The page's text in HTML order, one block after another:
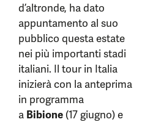
d’altronde, ha dato
appuntamento al suo
pubblico questa estate
nei più importanti stadi
italiani. Il tour in Italia
inizierà con la anteprima
in programma
a Bibione (17 giugno) e